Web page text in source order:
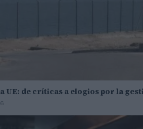
UE: de críticas a elogios por la